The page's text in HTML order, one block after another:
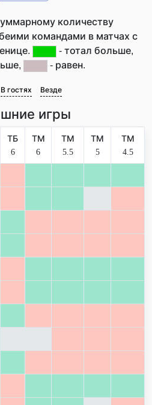
количеству
командами в матчах с
- тотал больше,
- равен.
В гостях Везде
игры
ТБ
6
ТМ
6
ТМ
5.5
ТМ
5
ТМ
4.5